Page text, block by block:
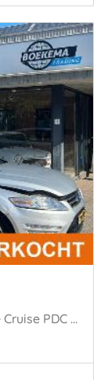
2.0 TDCi Titanium Navigatie Climate Cruise PDC Trekh.